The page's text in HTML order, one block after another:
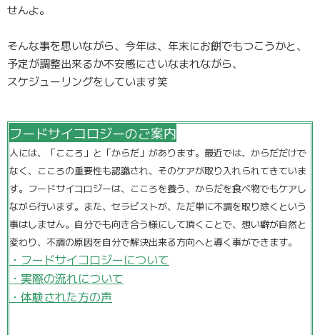
せんよ。
そんな事を思いながら、今年は、年末にお餅でもつこうかと、
予定が調整出来るか不安感にさいなまれながら、
スケジューリングをしています笑
フードサイコロジーのご案内
人には、「こころ」と「からだ」があります。最近では、からだだけで
なく、こころの重要性も認識され、そのケアが取り入れられてきていま
す。フードサイコロジーは、こころを養う、からだを食べ物でもケアし
ながら行います。また、セラピストが、ただ単に不調を取り除くという
事はしません。自分でも向き合う様にして頂くことで、想い癖が自然と
変わり、不調の原因を自分で解決出来る方向へと導く事ができます。
・フードサイコロジーについて
・実際の流れについて
・体験された方の声